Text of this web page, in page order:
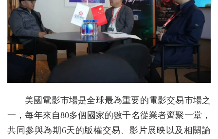
美國電影市場是全球最為重要的電影交易市場之
一，每年來自80多個國家的數千名從業者齊聚一堂，
共同參與為期6天的版權交易、影片展映以及相關論